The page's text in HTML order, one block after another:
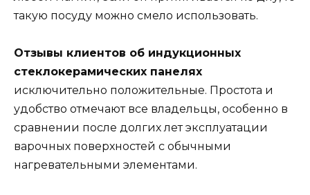
такую посуду можно смело использовать.
Отзывы клиентов об индукционных
стеклокерамических панелях
исключительно положительные. Простота и
удобство отмечают все владельцы, особенно в
сравнении после долгих лет эксплуатации
варочных поверхностей с обычными
нагревательными элементами.